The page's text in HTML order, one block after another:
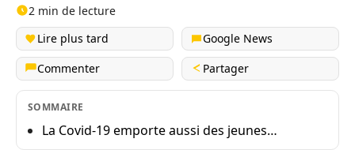
2 min de lecture
Lire plus tard
Google News
Commenter
Partager
SOMMAIRE
La Covid-19 emporte aussi des jeunes…